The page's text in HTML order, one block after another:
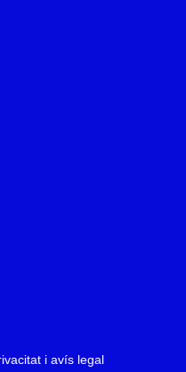
i avís legal